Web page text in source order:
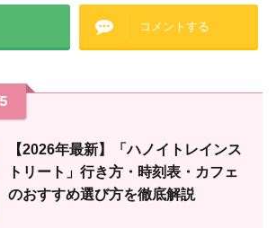
コメントする
【2026年最新】「ハノイトレインス
トリート」行き方・時刻表・カフェ
のおすすめ選び方を徹底解説